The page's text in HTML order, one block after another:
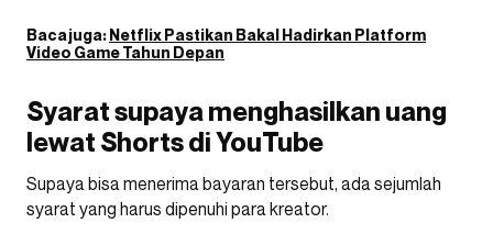
Baca juga:Netflix Pastikan Bakal Hadirkan Platform
Video Game Tahun Depan
Syarat supaya menghasilkan uang
lewat Shorts di YouTube
Supaya bisa menerima bayaran tersebut, ada sejumlah
syarat yang harus dipenuhi para kreator.